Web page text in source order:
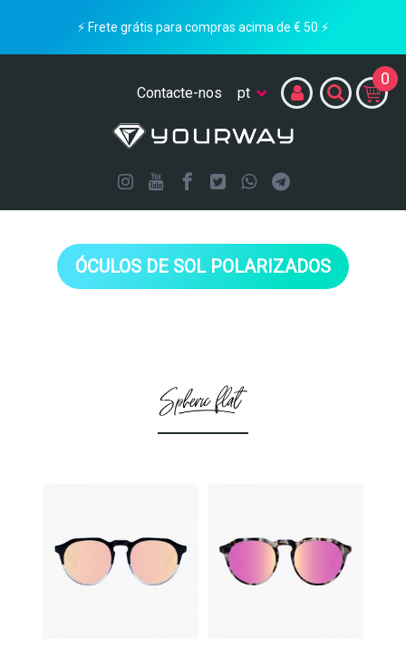
⚡ Frete grátis para compras acima de € 50 ⚡
Contacte-nos
0
ÓCULOS DE SOL POLARIZADOS